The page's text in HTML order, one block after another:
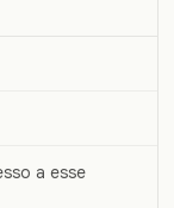
a esse